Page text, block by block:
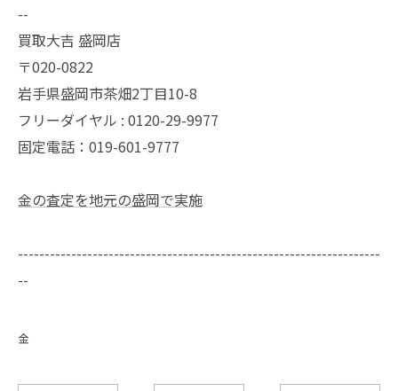
--
買取大吉 盛岡店
〒020-0822
岩手県盛岡市茶畑2丁目10-8
フリーダイヤル : 0120-29-9977
固定電話：019-601-9777
金の査定を地元の盛岡で実施
--------------------------------------------------------------------
--
金